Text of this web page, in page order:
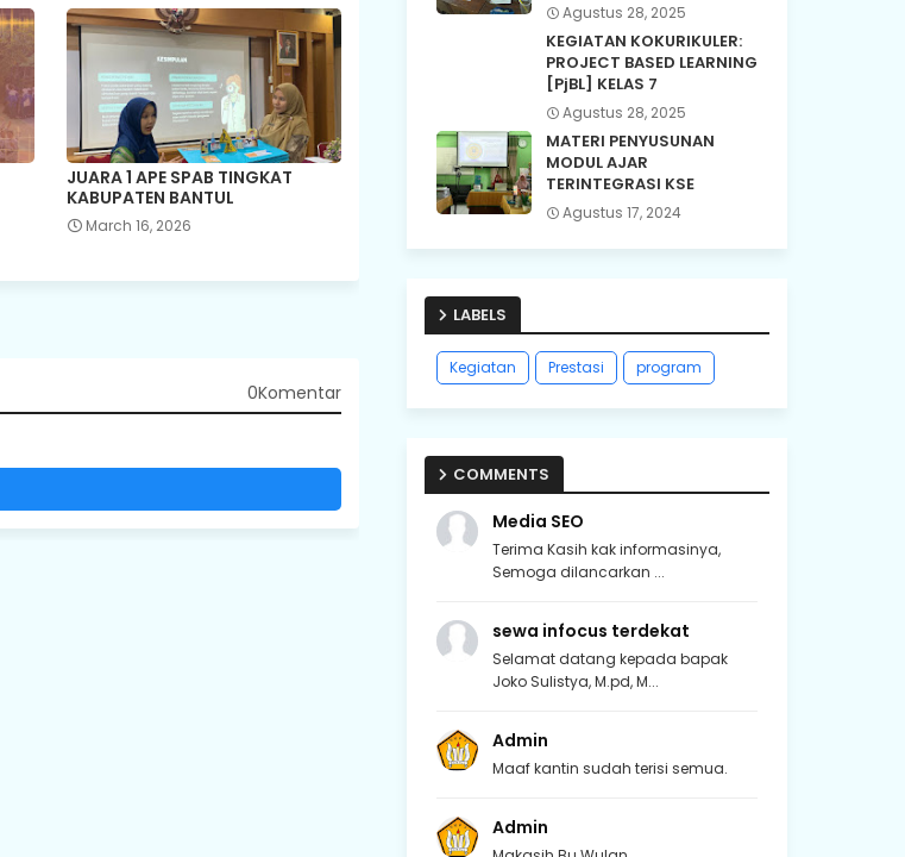
JUARA 1 APE SPAB TINGKAT
KABUPATEN BANTUL
March 16, 2026
0Komentar
Agustus 28, 2025
KEGIATAN KOKURIKULER:
PROJECT BASED LEARNING
[PjBL] KELAS 7
Agustus 28, 2025
MATERI PENYUSUNAN
MODUL AJAR
TERINTEGRASI KSE
Agustus 17, 2024
LABELS
Kegiatan Prestasi program
COMMENTS
Media SEO
Terima Kasih kak informasinya,
Semoga dilancarkan ...
sewa infocus terdekat
Selamat datang kepada bapak
Joko Sulistya, M.pd, M...
Admin
Maaf kantin sudah terisi semua.
Admin